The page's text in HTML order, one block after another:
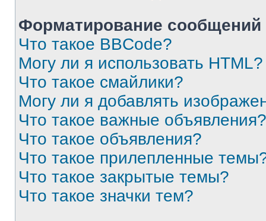
Форматирование
Что такое BBCode?
Могу ли я использовать HTML?
Что такое смайлики?
Могу ли я добавлять
Что такое важные объявления?
Что такое объявления?
Что такое прилепленные
Что такое закрытые темы?
Что такое значки тем?